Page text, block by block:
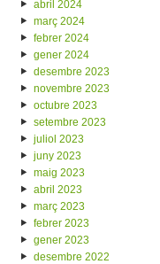
abril 2024
març 2024
febrer 2024
gener 2024
desembre 2023
novembre 2023
octubre 2023
setembre 2023
juliol 2023
juny 2023
maig 2023
abril 2023
març 2023
febrer 2023
gener 2023
desembre 2022